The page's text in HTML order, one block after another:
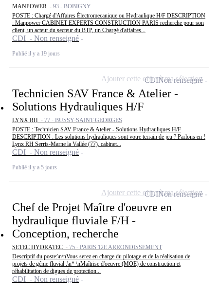
MANPOWER - 93 - BOBIGNY
POSTE : Chargé d'Affaires Électromecanique ou Hydraulique H/F DESCRIPTION
: Manpower CABINET EXPERTS CONSTRUCTION PARIS recherche pour son
client, un acteur du secteur du BTP, un Chargé d'affaires...
CDI - Non renseigné
Publié il y a 19 jours
Technicien SAV France & Atelier -
Solutions Hydrauliques H/F
LYNX RH - 77 - BUSSY-SAINT-GEORGES
POSTE : Technicien SAV France & Atelier - Solutions Hydrauliques H/F
DESCRIPTION : Les solutions hydrauliques sont votre terrain de jeu ? Parlons en !
Lynx RH Serris-Marne la Vallée (77), cabinet...
CDI - Non renseigné
Publié il y a 5 jours
CDINon renseigné
Ajouter cette offre à ma sélection
Chef de Projet Maître d'oeuvre en
hydraulique fluviale F/H -
Conception, recherche
SETEC HYDRATEC - 75 - PARIS 12E ARRONDISSEMENT
Descriptif du poste:\n\nVous serez en charge du pilotage et de la réalisation de
projets de génie fluvial :\n* \nMaîtrise d'oeuvre (MOE) de construction et
réhabilitation de digues de protection...
CDI - Non renseigné
CDINon renseigné
Ajouter cette offre à ma sélection